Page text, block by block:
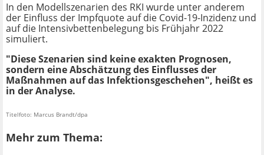
In den Modellszenarien des RKI wurde unter anderem
der Einfluss der Impfquote auf die Covid-19-Inzidenz und
auf die Intensivbettenbelegung bis Frühjahr 2022
simuliert.
"Diese Szenarien sind keine exakten Prognosen,
sondern eine Abschätzung des Einflusses der
Maßnahmen auf das Infektionsgeschehen", heißt es
in der Analyse.
Titelfoto: Marcus Brandt/dpa
Mehr zum Thema: